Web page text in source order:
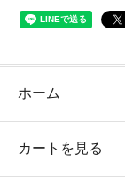
ホーム
カートを見る